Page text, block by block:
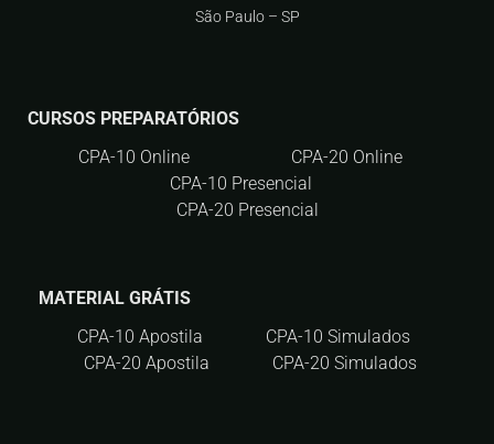
São Paulo – SP
CURSOS PREPARATÓRIOS
CPA-10 Online
CPA-20 Online
CPA-10 Presencial
CPA-20 Presencial
MATERIAL GRÁTIS
CPA-10 Apostila
CPA-10 Simulados
CPA-20 Apostila
CPA-20 Simulados